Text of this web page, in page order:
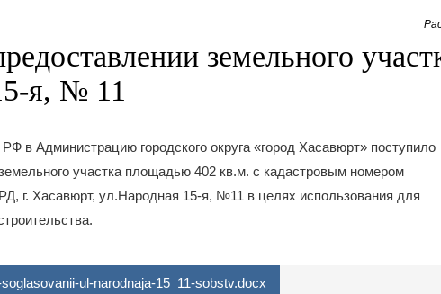
земельного
я, № 11
в Администрацию городского округа «город Хасавюрт» поступило
участка площадью 402 кв.м. с кадастровым номером
г. Хасавюрт, ул.Народная 15-я, №11 в целях использования для
ul-narodnaja-15_11-sobstv.docx